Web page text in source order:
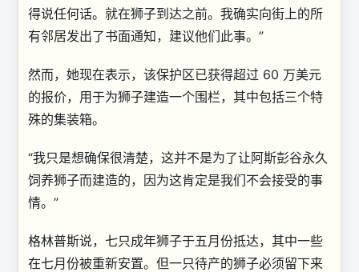
得说任何话。就在狮子到达之前。我确实向街上的所
有邻居发出了书面通知，建议他们此事。”
然而，她现在表示，该保护区已获得超过 60 万美元
的报价，用于为狮子建造一个围栏，其中包括三个特
殊的集装箱。
“我只是想确保很清楚，这并不是为了让阿斯彭谷永久
饲养狮子而建造的，因为这肯定是我们不会接受的事
情。”
格林普斯说，七只成年狮子于五月份抵达，其中一些
在七月份被重新安置。但一只待产的狮子必须留下来